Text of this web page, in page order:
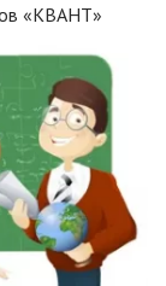
«КВАНТ»